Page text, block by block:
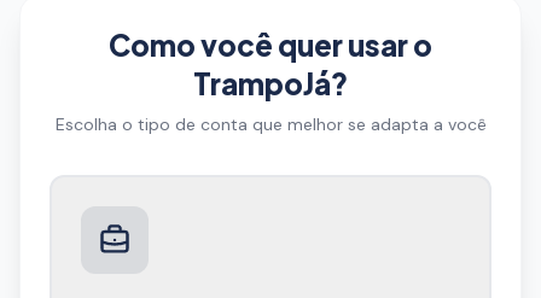
Como você quer usar o
TrampoJá?
Escolha o tipo de conta que melhor se adapta a você